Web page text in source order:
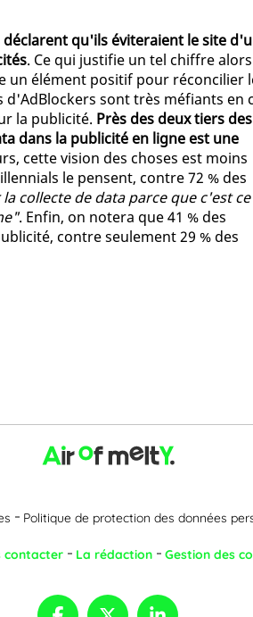
qu'ils éviteraient le site
. Ce qui justifie un tel chiffre alors
un élément positif pour réconcilier
sont très méfiants en
la publicité. Près des deux tiers des
dans la publicité en ligne est une
cette vision des choses est moins
le pensent, contre 72 % des
collecte de data parce que c'est ce
. Enfin, on notera que 41 % des
contre seulement 29 % des
Politique de protection des données
contacter La rédaction Gestion des